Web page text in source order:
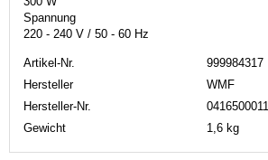
Spannung
220 - 240 V / 50 - 60 Hz
Artikel-Nr.
999984317
Hersteller
WMF
Hersteller-Nr.
0416500011
Gewicht
1,6 kg